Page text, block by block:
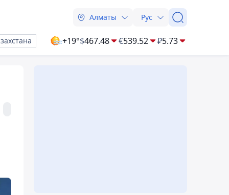
Алматы Рус
+19°$467.48 €539.52 ₽5.73